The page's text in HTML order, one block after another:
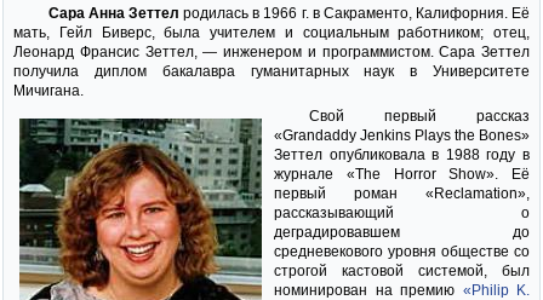
Сара Анна Зеттел родилась в 1966 г. в Сакраменто, Калифорния. Её
мать, Гейл Биверс, была учителем и социальным работником; отец,
Леонард Франсис Зеттел, — инженером и программистом. Сара Зеттел
получила диплом бакалавра гуманитарных наук в Университете
Мичигана.
Свой первый рассказ
«Grandaddy Jenkins Plays the Bones»
Зеттел опубликовала в 1988 году в
журнале «The Horror Show». Её
первый роман «Reclamation»,
рассказывающий о
деградировавшем до
средневекового уровня обществе со
строгой кастовой системой, был
номинирован на премию «Philip K.